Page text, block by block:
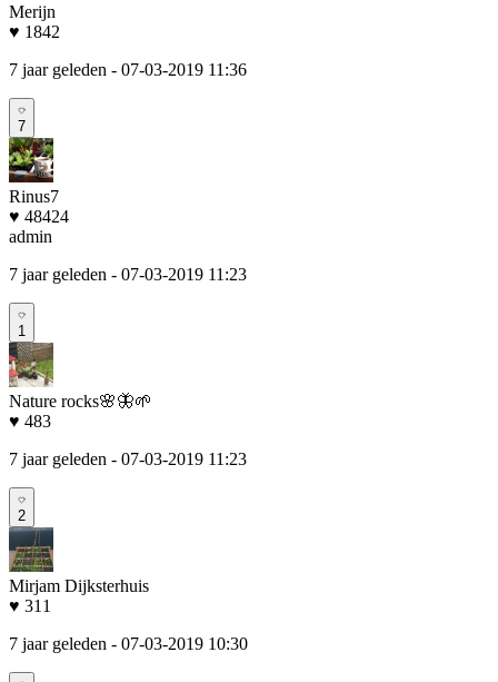
Merijn
♥ 1842
7 jaar geleden - 07-03-2019 11:36
7
Rinus7
♥ 48424
admin
7 jaar geleden - 07-03-2019 11:23
1
Nature rocks🌸🦋🌱
♥ 483
7 jaar geleden - 07-03-2019 11:23
2
Mirjam Dijksterhuis
♥ 311
7 jaar geleden - 07-03-2019 10:30